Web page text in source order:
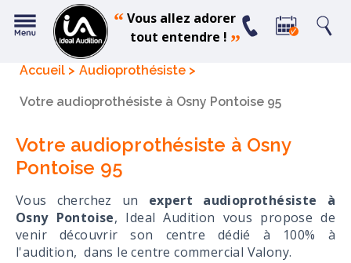
“Vous allez adorer
tout entendre ! ”
Accueil Audioprothésiste
Votre audioprothésiste à Osny Pontoise 95
Votre audioprothésiste à Osny
Pontoise 95
Vous cherchez un expert audioprothésiste à
Osny Pontoise, Ideal Audition vous propose de
venir découvrir son centre dédié à 100% à
l'audition, dans le centre commercial Valony.